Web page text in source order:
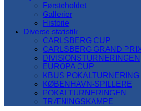
Førsteholdet
Gallerier
Historie
Diverse statistik
CARLSBERG CUP
CARLSBERG GRAND
DIVISIONSTURNERINGEN
EUROPA CUP
KBUS POKALTURNERING
KØBENHAVN-SPILLERE
POKALTURNERINGEN
TRÆNINGSKAMPE